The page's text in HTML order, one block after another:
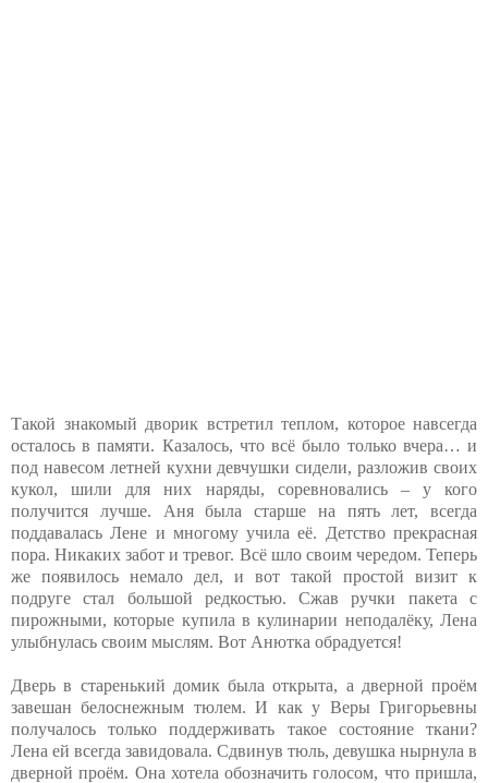
Такой знакомый дворик встретил теплом, которое навсегда
осталось в памяти. Казалось, что всё было только вчера… и
под навесом летней кухни девчушки сидели, разложив своих
кукол, шили для них наряды, соревновались – у кого
получится лучше. Аня была старше на пять лет, всегда
поддавалась Лене и многому учила её. Детство прекрасная
пора. Никаких забот и тревог. Всё шло своим чередом. Теперь
же появилось немало дел, и вот такой простой визит к
подруге стал большой редкостью. Сжав ручки пакета с
пирожными, которые купила в кулинарии неподалёку, Лена
улыбнулась своим мыслям. Вот Анютка обрадуется!
Дверь в старенький домик была открыта, а дверной проём
завешан белоснежным тюлем. И как у Веры Григорьевны
получалось только поддерживать такое состояние ткани?
Лена ей всегда завидовала. Сдвинув тюль, девушка нырнула в
дверной проём. Она хотела обозначить голосом, что пришла,